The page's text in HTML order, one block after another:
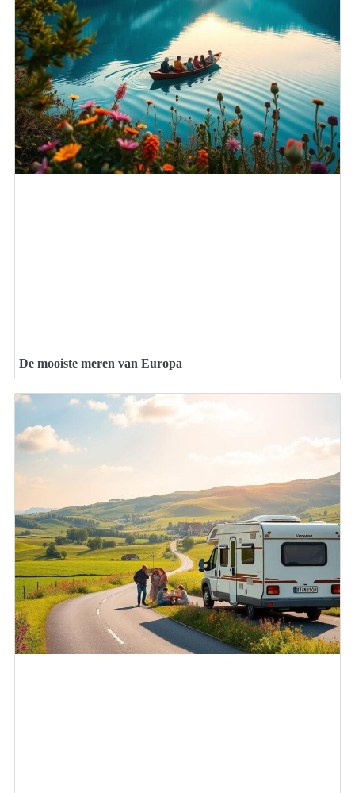
De mooiste meren van Europa